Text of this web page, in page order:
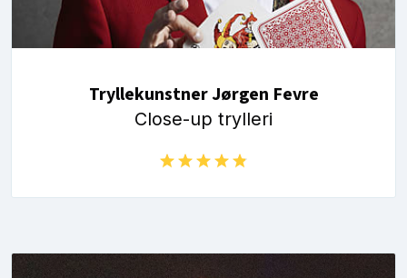
Tryllekunstner Jørgen Fevre
Close-up trylleri